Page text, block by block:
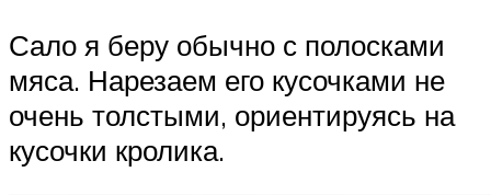
Сало я беру обычно с полосками
мяса. Нарезаем его кусочками не
очень толстыми, ориентируясь на
кусочки кролика.